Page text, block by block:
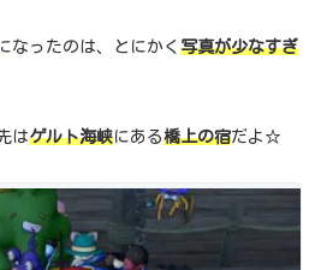
なったのは、とにかく 写真が少なすぎ
はゲルト海峡にある橋上の宿だよ☆